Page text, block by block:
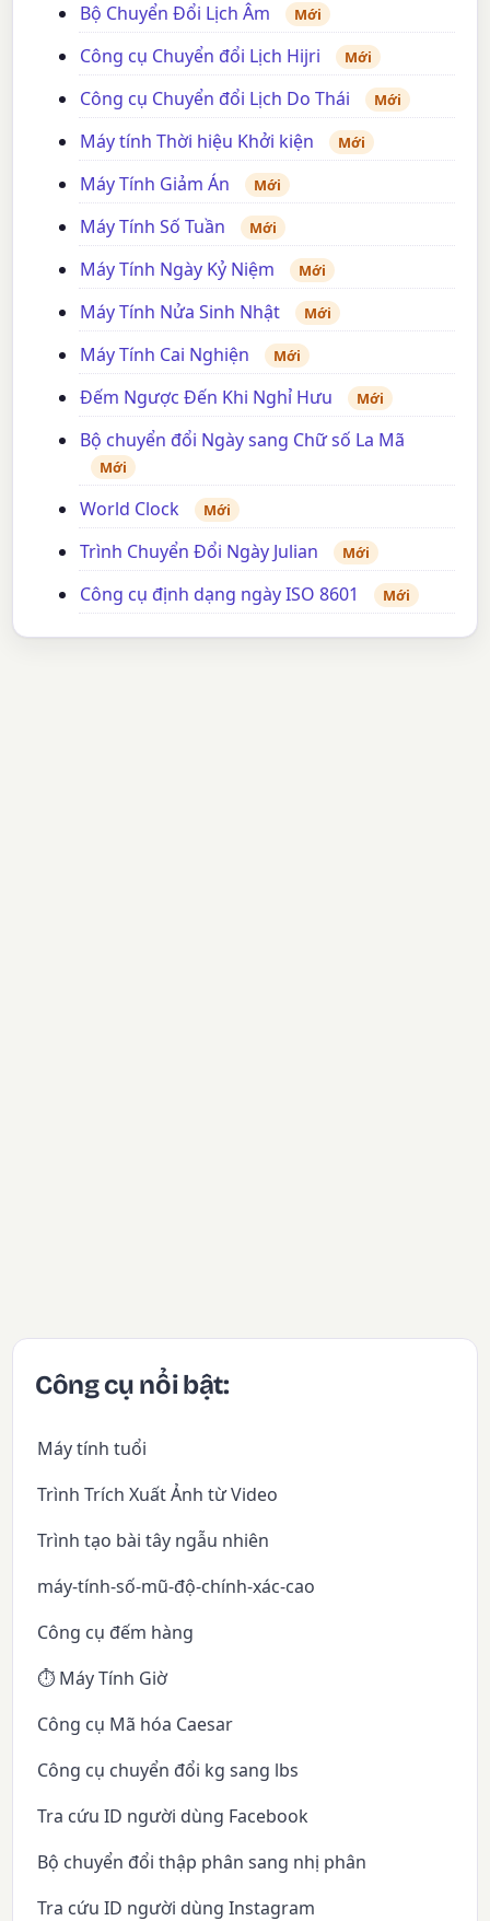
Bộ Chuyển Đổi Lịch Âm Mới
Công cụ Chuyển đổi Lịch Hijri Mới
Công cụ Chuyển đổi Lịch Do Thái Mới
Máy tính Thời hiệu Khởi kiện Mới
Máy Tính Giảm Án Mới
Máy Tính Số Tuần Mới
Máy Tính Ngày Kỷ Niệm Mới
Máy Tính Nửa Sinh Nhật Mới
Máy Tính Cai Nghiện Mới
Đếm Ngược Đến Khi Nghỉ Hưu Mới
Bộ chuyển đổi Ngày sang Chữ số La Mã
Mới
World Clock Mới
Trình Chuyển Đổi Ngày Julian Mới
Công cụ định dạng ngày ISO 8601 Mới
Công cụ nổi bật:
Máy tính tuổi
Trình Trích Xuất Ảnh từ Video
Trình tạo bài tây ngẫu nhiên
máy-tính-số-mũ-độ-chính-xác-cao
Công cụ đếm hàng
⏱️ Máy Tính Giờ
Công cụ Mã hóa Caesar
Công cụ chuyển đổi kg sang lbs
Tra cứu ID người dùng Facebook
Bộ chuyển đổi thập phân sang nhị phân
Tra cứu ID người dùng Instagram